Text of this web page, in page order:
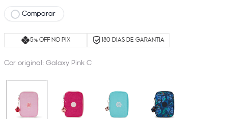
Comparar
5% OFF NO PIX 180 DIAS DE GARANTIA
Cor original: Galaxy Pink C